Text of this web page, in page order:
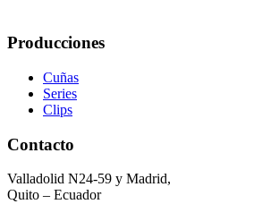
Producciones
Cuñas
Series
Clips
Contacto
Valladolid N24-59 y Madrid,
Quito – Ecuador